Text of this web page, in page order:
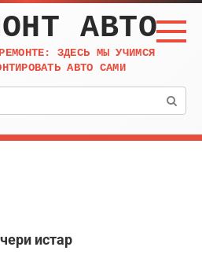
АВТО
ЗДЕСЬ МЫ УЧИМСЯ
АВТО САМИ
истар